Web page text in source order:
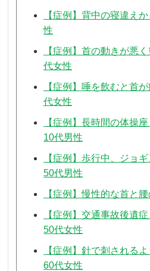
【症例】背中の寝違え
性
【症例】首の動きが悪
代女性
【症例】唾を飲むと首
代女性
【症例】長時間の体操
10代男性
【症例】歩行中、ジョ
50代男性
【症例】慢性的な首と
【症例】交通事故後遺
50代女性
【症例】針で刺される
60代女性